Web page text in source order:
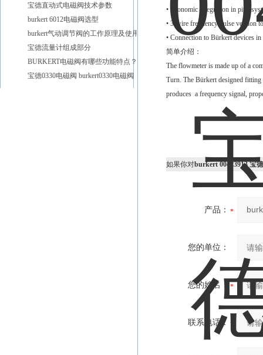
• Economic integration in pipe
• 3-wire frequency pulse version
• Connection to Bürkert devices
简单介绍：
The flowmeter is made up of a
Turn. The Bürkert designed
produces a frequency signal,
如果你对burkert 00423913 宝
产品：
您的单位：
您的姓名：
联系电话：
宝德直动式电磁阀技术参数
burkert 6012电磁阀选型
宝德流量计组成部分
BURKERT电磁阀有哪些功能特点？
宝德0330电磁阀 burkert0330电磁阀